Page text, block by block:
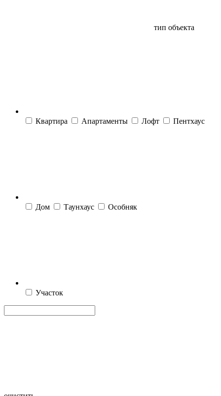
тип объекта
Квартира Апартаменты Лофт Пентхаус
Дом Таунхаус Особняк
Участок